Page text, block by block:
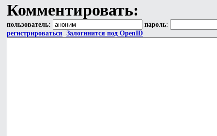
Комментировать:
пользователь: пароль:
регистрироваться Залогинится под OpenID